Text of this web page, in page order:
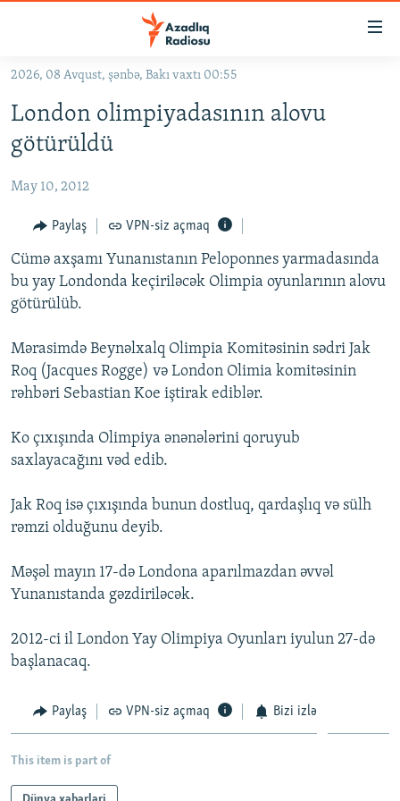
Əsas
qayıt
Əsas
naviqasiyaya
qayıt
KORRUPSIOMETR
#ƏSLINDƏ
FƏRQƏ BAX
QANUNI DOĞRU
ARAŞDIRMA
VIDEO
FOTOQALEREYA
KARIKATURA
RADIO ARXIV
OXU ZALI
İSLAM VƏ DEMOKRATIYA
HAQQIMIZDA
PEŞƏ ETIKASI VƏ JURNALISTIKA STANDARTLARIMIZ
AZADLIQRADIOSU MOBIL TELEFONUNUZDA
XƏBƏR BÜLLETENLƏRIMIZ
BIZI IZLƏ
RFE/RL-in bütün saytları
2026, 08 Avqust, şənbə, Bakı vaxtı 00:55
London olimpiyadasının alovu
götürüldü
May 10, 2012
Paylaş VPN-siz açmaq
Cümə axşamı Yunanıstanın Peloponnes yarmadasında
bu yay Londonda keçiriləcək Olimpia oyunlarının alovu
götürülüb.
Mərasimdə Beynəlxalq Olimpia Komitəsinin sədri Jak
Roq (Jacques Rogge) və London Olimia komitəsinin
rəhbəri Sebastian Koe iştirak ediblər.
Ko çıxışında Olimpiya ənənələrini qoruyub
saxlayacağını vəd edib.
Jak Roq isə çıxışında bunun dostluq, qardaşlıq və sülh
rəmzi olduğunu deyib.
Məşəl mayın 17-də Londona aparılmazdan əvvəl
Yunanıstanda gəzdiriləcək.
2012-ci il London Yay Olimpiya Oyunları iyulun 27-də
başlanacaq.
Paylaş VPN-siz açmaq Bizi izlə
This item is part of